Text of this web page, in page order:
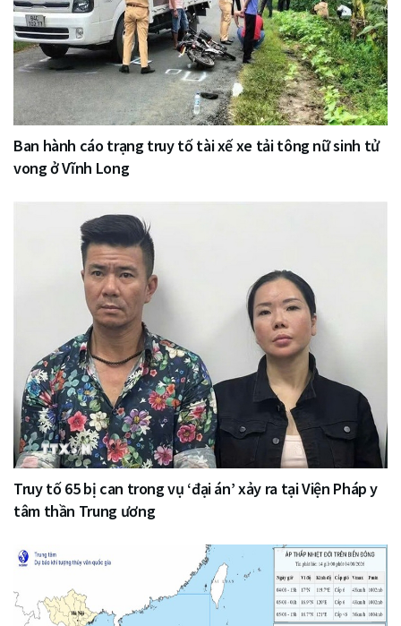
Ban hành cáo trạng truy tố tài xế xe tải tông nữ sinh tử
vong ở Vĩnh Long
Truy tố 65 bị can trong vụ ‘đại án’ xảy ra tại Viện Pháp y
tâm thần Trung ương